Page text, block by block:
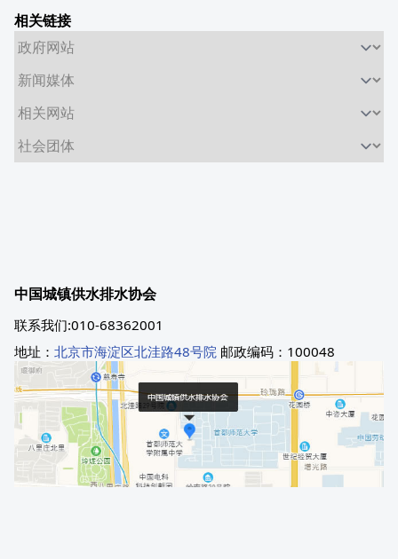
相关链接
中国城镇供水排水协会
联系我们:010-68362001
地址： 北京市海淀区北洼路48号院 邮政编码：100048